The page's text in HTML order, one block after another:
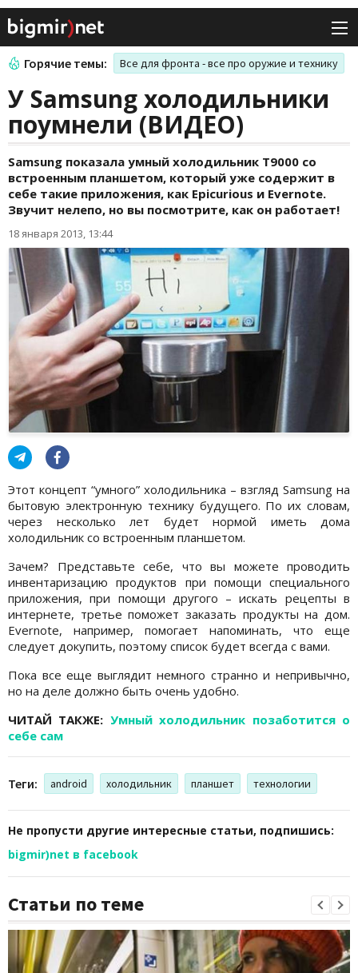
Горячие темы: Все для фронта - все про оружие и технику
У Samsung холодильники
поумнели (ВИДЕО)
Samsung показала умный холодильник Т9000 со
встроенным планшетом, который уже содержит в
себе такие приложения, как Epicurious и Evernote.
Звучит нелепо, но вы посмотрите, как он работает!
18 января 2013, 13:44
Этот концепт “умного” холодильника – взгляд Samsung на
бытовую электронную технику будущего. По их словам,
через несколько лет будет нормой иметь дома
холодильник со встроенным планшетом.
Зачем? Представьте себе, что вы можете проводить
инвентаризацию продуктов при помощи специального
приложения, при помощи другого – искать рецепты в
интернете, третье поможет заказать продукты на дом.
Evernote, например, помогает напоминать, что еще
следует докупить, поэтому список будет всегда с вами.
Пока все еще выглядит немного странно и непривычно,
но на деле должно быть очень удобно.
ЧИТАЙ ТАКЖЕ: Умный холодильник позаботится о
себе сам
Теги: android холодильник планшет технологии
Не пропусти другие интересные статьи, подпишись:
bigmir)net в facebook
Статьи по теме